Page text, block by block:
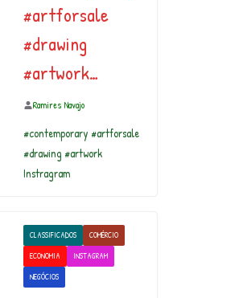
#artforsale
#drawing
#artwork…
Ramires Navajo
#contemporary #artforsale
#drawing #artwork
Instragram
CLASSIFICADOS
COMÉRCIO
ECONOMIA
INSTAGRAM
NEGÓCIOS